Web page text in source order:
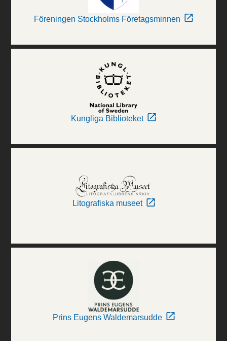
Föreningen Stockholms Företagsminnen
Kungliga Biblioteket
Litografiska museet
Prins Eugens Waldemarsudde